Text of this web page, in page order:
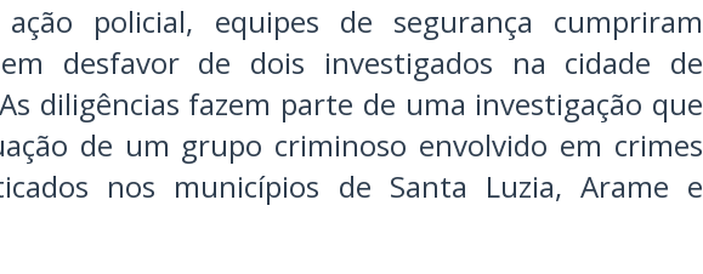
policial, equipes de segurança cumpriram
desfavor de dois investigados na cidade de
diligências fazem parte de uma investigação que
de um grupo criminoso envolvido em crimes
nos municípios de Santa Luzia, Arame e